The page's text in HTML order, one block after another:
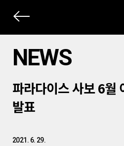
상
NEWS
문
제
목
파라다이스 사보 6월
발표
2021. 6. 29.